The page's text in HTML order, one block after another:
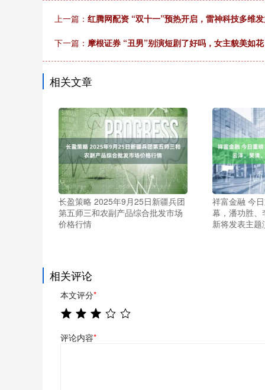
上一篇： 红腾网配资 “双十一”预热开启，雷神科技多维
下一篇： 摩根证券 “丑男”别演短剧了好吗，女主貌美如
相关文章
长盈策略 2025年9月25日新疆兵团
第五师三和农副产品综合批发市场
价格行情
祥富金融 今
幕，潘功胜
新将发表主题
相关评论
本文评分*
评论内容*